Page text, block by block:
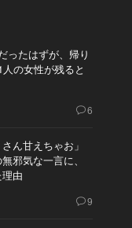
ったはずが、帰り
の女性が残ると
6
ん甘えちゃお」
邪気な一言に、
由
9